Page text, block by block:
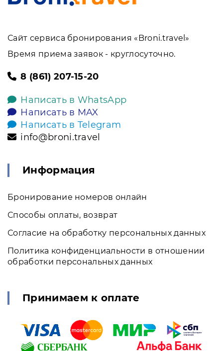
Сайт сервиса бронирования «Broni.travel»
Время приема заявок - круглосуточно.
8 (861) 207-15-20
Написать в WhatsApp
Написать в MAX
Написать в Telegram
info@broni.travel
Информация
Бронирование номеров онлайн
Способы оплаты, возврат
Согласие на обработку персональных данных
Политика конфиденциальности в отношении
обработки персональных данных
Принимаем к оплате